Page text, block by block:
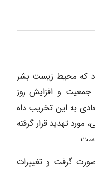
که محیط زیست بشر
و افزایش روز
به این تخریب داه
تهدید قرار گرفته
گرفت و تغییرات